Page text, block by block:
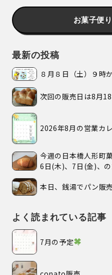
お菓子便
最新の投稿
８月８日（土）９時
次回の販売日は8月
2026年8月の営業カ
今週の日本橋人形町
6日(木)、7日(金)、の
本日、銭湯でパン販
よく読まれている記事
7月の予定